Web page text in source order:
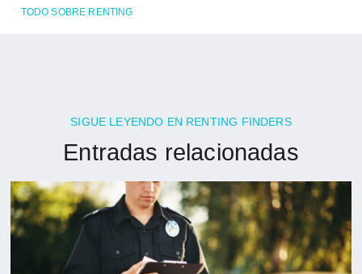
TODO SOBRE RENTING
SIGUE LEYENDO EN RENTING FINDERS
Entradas relacionadas